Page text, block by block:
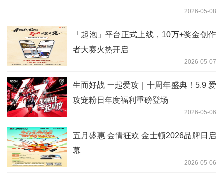
2026-05-08
「起泡」平台正式上线，10万+奖金创作
者大赛火热开启
2026-05-07
生而好战 一起爱攻｜十周年盛典！5.9 爱
攻宠粉日年度福利重磅登场
2026-05-06
五月盛惠 金情狂欢 金士顿2026品牌日启
幕
2026-05-06